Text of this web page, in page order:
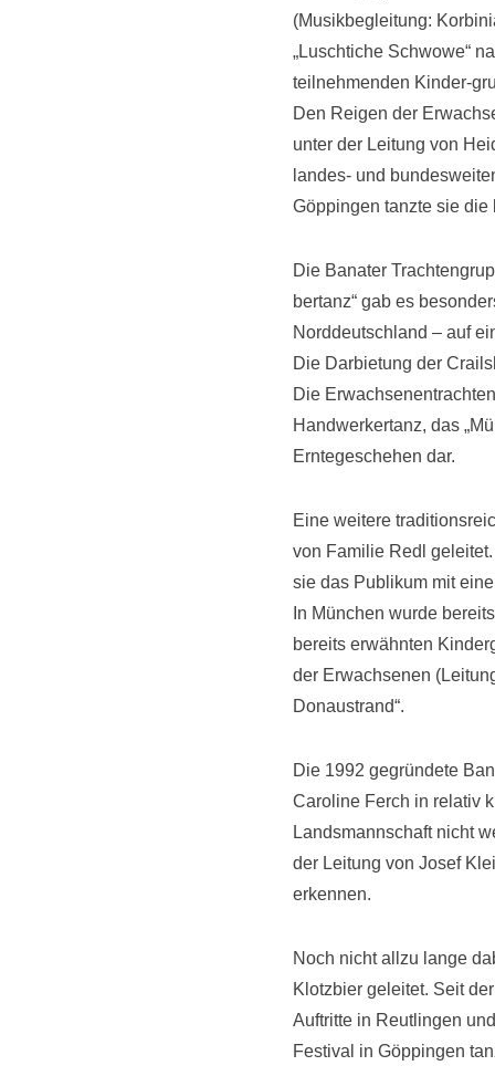
(Musikbegleitung:
„Luschtiche Schwowe“
teilnehmenden Kinder-
Den Reigen der
unter der Leitung von
landes- und
Göppingen tanzte sie die
Die Banater
bertanz“ gab es
Norddeutschland – auf
Die Darbietung der
Die
Handwerkertanz, das
Erntegeschehen dar.
Eine weitere
von Familie Redl
sie das Publikum mit
In München wurde
bereits erwähnten
der Erwachsenen
Donaustrand“.
Die 1992 gegründete
Caroline Ferch in relativ
Landsmannschaft nicht
der Leitung von Josef
erkennen.
Noch nicht allzu lange
Klotzbier geleitet. Seit
Auftritte in Reutlingen
Festival in Göppingen